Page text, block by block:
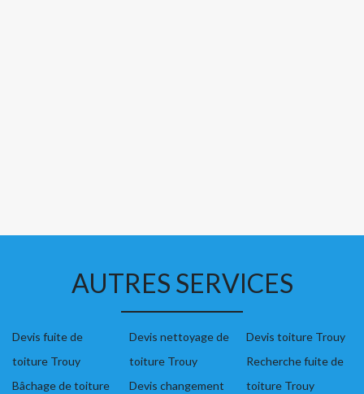
AUTRES SERVICES
Devis fuite de
toiture Trouy
Bâchage de toiture
Devis nettoyage de
toiture Trouy
Devis changement
Devis toiture Trouy
Recherche fuite de
toiture Trouy